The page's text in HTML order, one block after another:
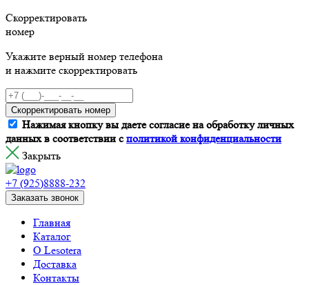
Скорректировать
номер
Укажите верный номер телефона
и нажмите скорректировать
Скорректировать номер
Нажимая кнопку вы даете согласие на обработку личных
данных в соответствии сполитикой конфиденциальности
Закрыть
+7 (925)8888-232
Заказать звонок
Главная
Каталог
О Lesotera
Доставка
Контакты